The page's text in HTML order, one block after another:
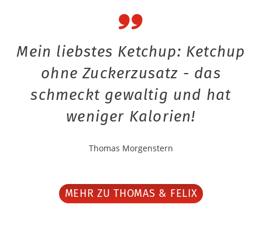
Mein liebstes Ketchup: Ketchup
ohne Zuckerzusatz - das
schmeckt gewaltig und hat
weniger Kalorien!
Thomas Morgenstern
MEHR ZU THOMAS & FELIX